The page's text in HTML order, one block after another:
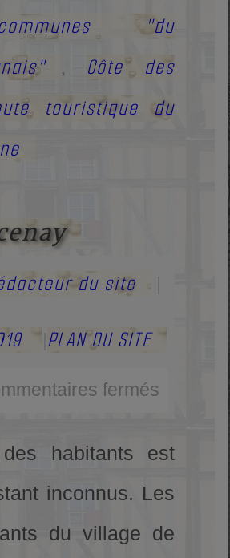
"du
, Côte des
touristique du
du site
PLAN DU SITE
fermés
habitants est
inconnus. Les
du village de